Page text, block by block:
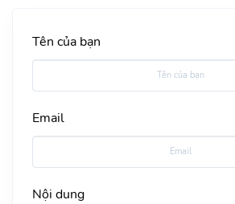
Tên của bạn
Email
Nội dung